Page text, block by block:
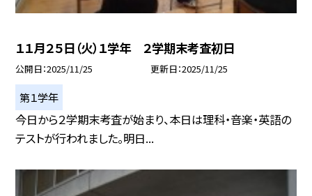
１１月２５日（火）１学年 ２学期末考査初日
公開日 2025/11/25 更新日 2025/11/25
第１学年
今日から２学期末考査が始まり、本日は理科・音楽・英語の
テストが行われました。明日...